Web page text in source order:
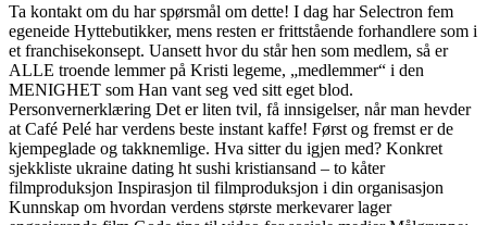
Ta kontakt om du har spørsmål om dette! I dag har Selectron fem
egeneide Hyttebutikker, mens resten er frittstående forhandlere som i
et franchisekonsept. Uansett hvor du står hen som medlem, så er
ALLE troende lemmer på Kristi legeme, „medlemmer“ i den
MENIGHET som Han vant seg ved sitt eget blod.
Personvernerklæring Det er liten tvil, få innsigelser, når man hevder
at Café Pelé har verdens beste instant kaffe! Først og fremst er de
kjempeglade og takknemlige. Hva sitter du igjen med? Konkret
sjekkliste ukraine dating ht sushi kristiansand – to kåter
filmproduksjon Inspirasjon til filmproduksjon i din organisasjon
Kunnskap om hvordan verdens største merkevarer lager